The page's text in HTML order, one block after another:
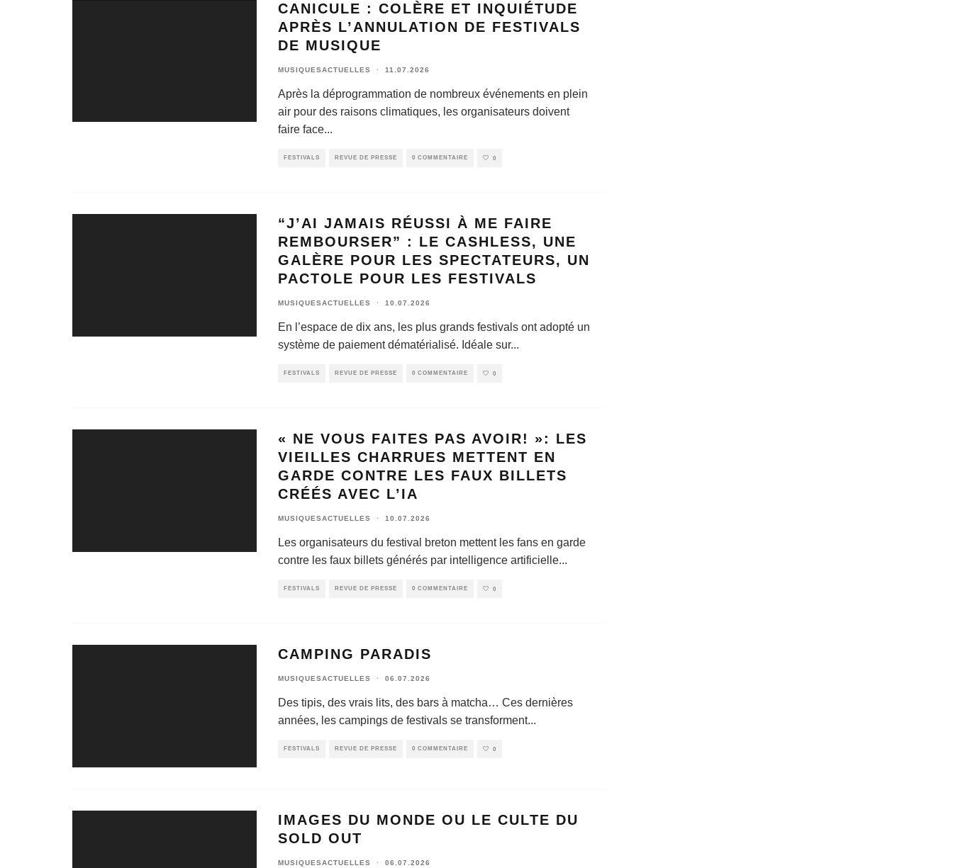
CANICULE : COLÈRE ET INQUIÉTUDE
APRÈS L’ANNULATION DE FESTIVALS
DE MUSIQUE
MUSIQUESACTUELLES · 11.07.2026
Après la déprogrammation de nombreux événements en plein
air pour des raisons climatiques, les organisateurs doivent
faire face...
FESTIVALS REVUE DE PRESSE 0 COMMENTAIRE 0
“J’AI JAMAIS RÉUSSI À ME FAIRE
REMBOURSER” : LE CASHLESS, UNE
GALÈRE POUR LES SPECTATEURS, UN
PACTOLE POUR LES FESTIVALS
MUSIQUESACTUELLES · 10.07.2026
En l’espace de dix ans, les plus grands festivals ont adopté un
système de paiement dématérialisé. Idéale sur...
FESTIVALS REVUE DE PRESSE 0 COMMENTAIRE 0
« NE VOUS FAITES PAS AVOIR! »: LES
VIEILLES CHARRUES METTENT EN
GARDE CONTRE LES FAUX BILLETS
CRÉÉS AVEC L’IA
MUSIQUESACTUELLES · 10.07.2026
Les organisateurs du festival breton mettent les fans en garde
contre les faux billets générés par intelligence artificielle...
FESTIVALS REVUE DE PRESSE 0 COMMENTAIRE 0
CAMPING PARADIS
MUSIQUESACTUELLES · 06.07.2026
Des tipis, des vrais lits, des bars à matcha… Ces dernières
années, les campings de festivals se transforment...
FESTIVALS REVUE DE PRESSE 0 COMMENTAIRE 0
IMAGES DU MONDE OU LE CULTE DU
SOLD OUT
MUSIQUESACTUELLES · 06.07.2026